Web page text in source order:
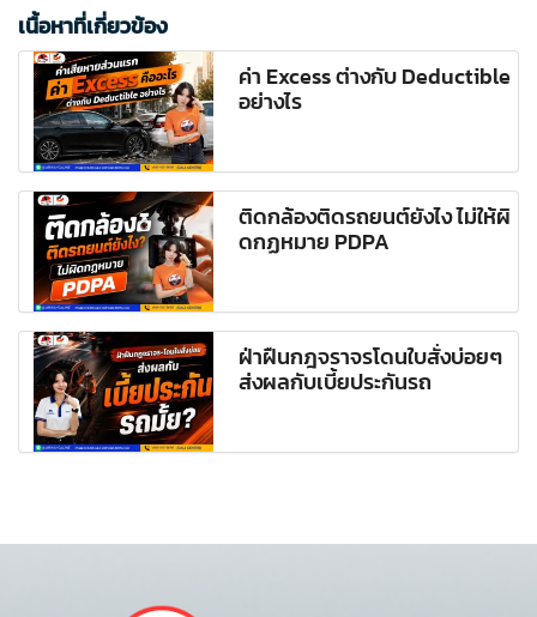
เนื้อหาที่เกี่ยวข้อง
ค่า Excess ต่างกับ Deductible
อย่างไร
ติดกล้องติดรถยนต์ยังไง ไม่ให้ผิ
ดกฏหมาย PDPA
ฝ่าฝืนกฎจราจรโดนใบสั่งบ่อยๆ
ส่งผลกับเบี้ยประกันรถ